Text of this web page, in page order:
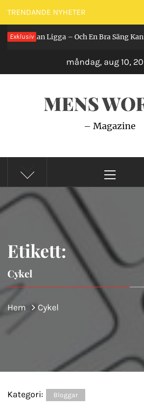
Hoppa
till
innehåll
TRENDANDE NYHETER
Exklusiv
Får Man Ligga – Och En Bra Säng Kan
måndag, aug 10,
MENS
– Magazine
meny
Etikett:
Cykel
Hem Cykel
Kategori: Bloggar